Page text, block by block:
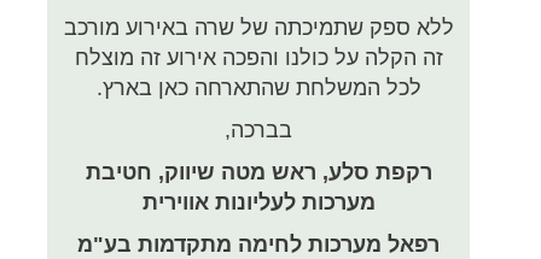
ללא ספק שתמיכתה של שרה באירוע מורכב
זה הקלה על כולנו והפכה אירוע זה מוצלח
לכל המשלחת שהתארחה כאן בארץ.
בברכה,
רקפת סלע, ראש מטה שיווק, חטיבת
מערכות לעליונות אווירית
רפאל מערכות לחימה מתקדמות בע"מ